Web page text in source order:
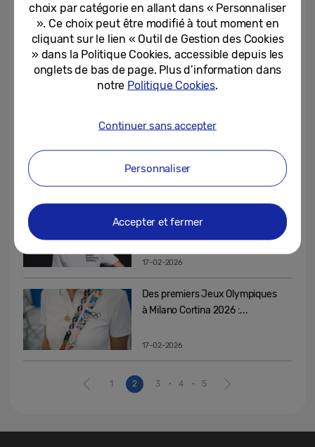
09-03-2026
Milan s’illumine avec la «
Hwaiting Night », où les...
Milano Cortina 2026 : comment
Petit-Lenoir, portrait d’une...
17-02-2026
Des premiers Jeux Olympiques
à Milano Cortina 2026 :...
17-02-2026
1 2 3 4 5
choix par catégorie en allant dans « Personnaliser
». Ce choix peut être modifié à tout moment en
cliquant sur le lien « Outil de Gestion des Cookies
» dans la Politique Cookies, accessible depuis les
onglets de bas de page. Plus d’information dans
notre Politique Cookies.
Continuer sans accepter
Personnaliser
Accepter et fermer